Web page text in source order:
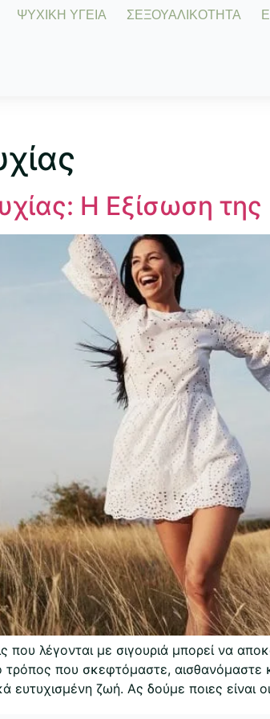
ΨΥΧΙΚΗ ΥΓΕΙΑ ΣΕΞΟΥΑΛΙΚΟΤΗΤΑ
Η Εξίσωση της
λέγονται με σιγουριά μπορεί να
τρόπος που σκεφτόμαστε, αισθανόμαστε
ευτυχισμένη ζωή. Ας δούμε ποιες είναι